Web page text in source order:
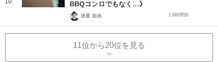
10
BBQコンロでもなく…》
徳重 龍徳 13時間前
11位から20位を見る